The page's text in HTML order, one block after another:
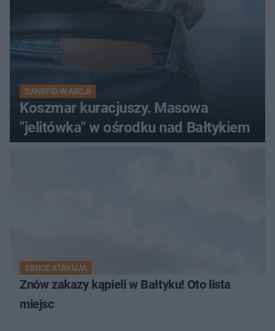
SANEPID W AKCJI
Koszmar kuracjuszy. Masowa
"jelitówka" w ośrodku nad Bałtykiem
SINICE ATAKUJĄ
Znów zakazy kąpieli w Bałtyku! Oto lista
miejsc